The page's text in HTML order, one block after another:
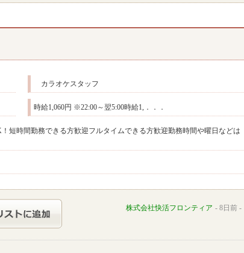
カラオケスタッフ
時給1,060円 ※22:00～翌5:00時給1,．．．
！短時間勤務できる方歓迎フルタイムできる方歓迎勤務時間や曜日などは
株式会社快活フロンティア 8日前